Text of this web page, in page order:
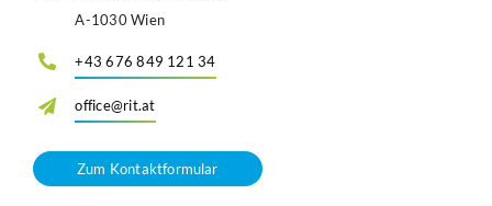
A-1030 Wien
+43 676 849 121 34
office@rit.at
Zum Kontaktformular